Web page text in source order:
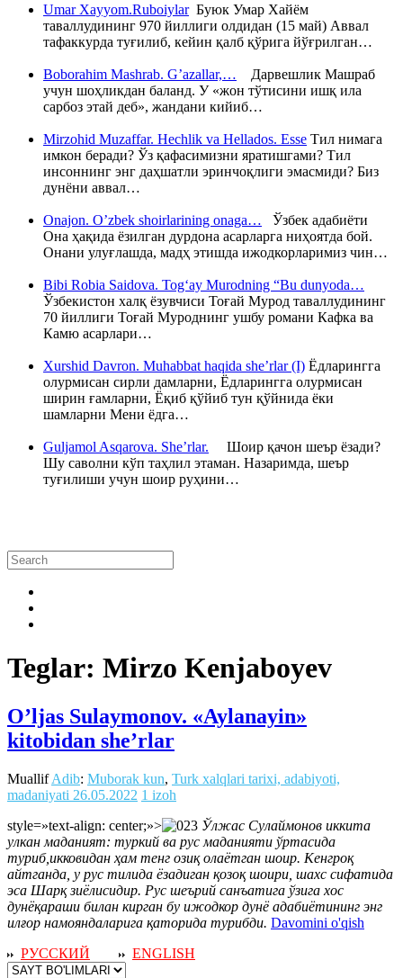
Umar Xayyom.RuboiylarБуюк Умар Хайём
таваллудининг 970 йиллиги олдидан (15 май) Аввал
тафаккурда туғилиб, кейин қалб қўрига йўғрилган…
Boborahim Mashrab. G’azallar,… Дарвешлик Машраб
учун шоҳликдан баланд. У «жон тўтисини ишқ ила
сарбоз этай деб», жандани кийиб…
Mirzohid Muzaffar. Hechlik va Hellados. Esse Тил нимага
имкон беради? Ўз қафасимизни яратишгами? Тил
инсоннинг энг даҳшатли эринчоқлиги эмасмиди? Биз
дунёни аввал…
Onajon. O’zbek shoirlarining onaga… Ўзбек адабиёти
Она ҳақида ёзилган дурдона асарларга ниҳоятда бой.
Онани улуғлашда, мадҳ этишда ижодкорларимиз чин…
Bibi Robia Saidova. Tog‘ay Murodning “Bu dunyoda…
Ўзбекистон халқ ёзувчиси Тоғай Мурод таваллудининг
70 йиллиги Тоғай Муроднинг ушбу романи Кафка ва
Камю асарлари…
Xurshid Davron. Muhabbat haqida she’rlar (I) Ёдларингга
олурмисан сирли дамларни, Ёдларингга олурмисан
ширин ғамларни, Ёқиб қўйиб тун қўйнида ёки
шамларни Мени ёдга…
Guljamol Asqarova. She’rlar. Шоир қачон шеър ёзади?
Шу саволни кўп таҳлил этаман. Назаримда, шеър
туғилиши учун шоир руҳини…
Teglar: Mirzo Kenjaboyev
O’ljas Sulaymonov. «Aylanayin»
kitobidan she’rlar
MuallifAdib: Muborak kun, Turk xalqlari tarixi, adabiyoti,
madaniyati 26.05.2022 1 izoh
style=»text-align: center;»>
Ўлжас Сулаймонов иккита
улкан маданият: туркий ва рус маданияти ўртасида
туриб,икковидан ҳам тенг озиқ олаётган шоир. Кенгроқ
айтганда, у рус тилида ёзадиган қозоқ шоири, шахс сифатида
эса Шарқ зиёлисидир. Рус шеърий санъатига ўзига хос
дунёқараши билан кирган бу ижодкор дунё адабиётининг энг
илғор намояндаларига қаторида турибди. Davomini o'qish
РУССКИЙ
ENGLISH